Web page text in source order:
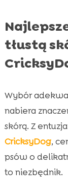
tłustą
Wybór
nabiera
skórą. Z
CricksyDog,
psów o
to niezbędnik.